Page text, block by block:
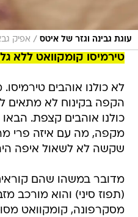
עוגת גבינה וגזר של איטס / אפיק
טירמיסו קומקוואט ללא
לא כולנו אוהבים
הקפה בקינוח לא מתאים
כולנו אוהבים קצפת.
מקפה, מה עם איזה פרי
שקשה לא לשאול איפה
מדובר במשהו שהם
(תפוז סיני) והוא מורכב
מסקרפונה, קומקוואט